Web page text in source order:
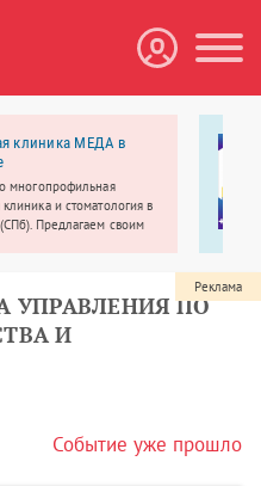
клиника МЕДА в
многопрофильная
и стоматология в
Предлагаем своим
УПРАВЛЕНИЯ ПО
И
Событие уже прошло
Реклама